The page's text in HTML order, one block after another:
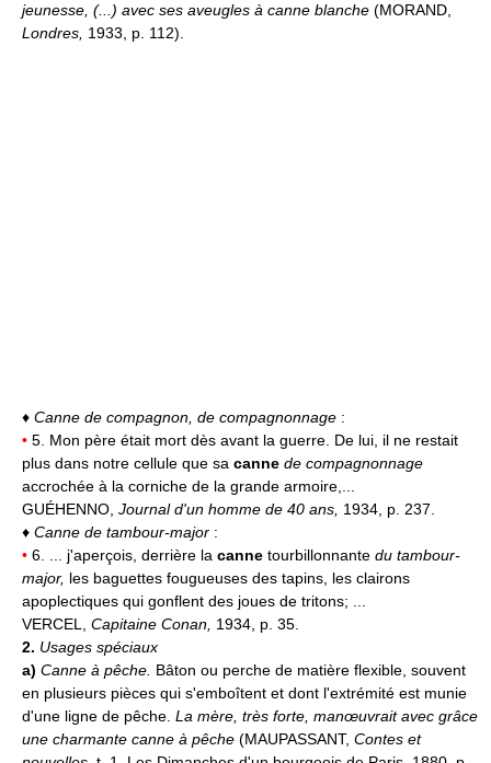
jeunesse, (...) avec ses aveugles à canne blanche (MORAND,
Londres, 1933, p. 112).
♦ Canne de compagnon, de compagnonnage :
• 5. Mon père était mort dès avant la guerre. De lui, il ne restait
plus dans notre cellule que sa canne de compagnonnage
accrochée à la corniche de la grande armoire,...
GUÉHENNO, Journal d'un homme de 40 ans, 1934, p. 237.
♦ Canne de tambour-major :
• 6. ... j'aperçois, derrière la canne tourbillonnante du tambour-
major, les baguettes fougueuses des tapins, les clairons
apoplectiques qui gonflent des joues de tritons; ...
VERCEL, Capitaine Conan, 1934, p. 35.
2. Usages spéciaux
a) Canne à pêche. Bâton ou perche de matière flexible, souvent
en plusieurs pièces qui s'emboîtent et dont l'extrémité est munie
d'une ligne de pêche. La mère, très forte, manœuvrait avec grâce
une charmante canne à pêche (MAUPASSANT, Contes et